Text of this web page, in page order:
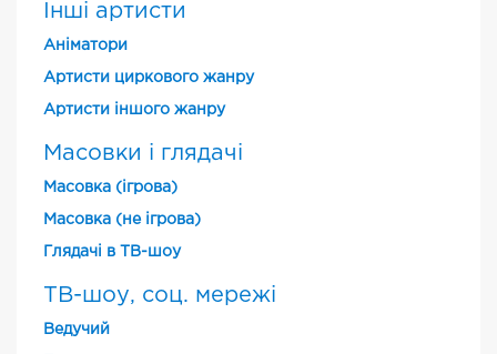
Інші артисти
Аніматори
Артисти циркового жанру
Артисти іншого жанру
Масовки і глядачі
Масовка (ігрова)
Масовка (не ігрова)
Глядачі в ТВ-шоу
ТВ-шоу, соц. мережі
Ведучий